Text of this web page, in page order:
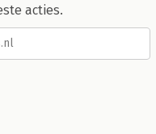
acties.